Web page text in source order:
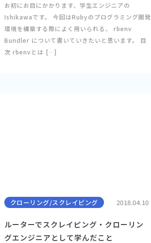
お初にお目にかかります、学生エンジニアの
Ishikawaです。 今回はRubyのプログラミング開発
環境を構築する際によく用いられる、 rbenv
Bundler について書いていきたいと思います。 目
次 rbenvとは […]
クローリング/スクレイピング 2018.04.10
ルーターでスクレイピング・クローリン
グエンジニアとして学んだこと